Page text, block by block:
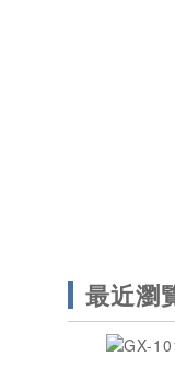
最近瀏